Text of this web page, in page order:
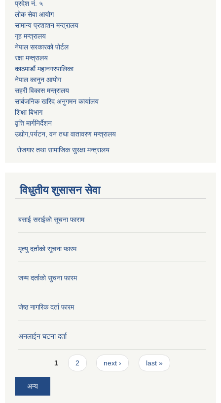
प्रदेश नं. ५
लोक सेवा आयोग
सामान्य प्रशाशन मन्त्रालय
गृह मन्त्रालय
नेपाल सरकारको पोर्टल
रक्षा मन्त्रालय
काठमाडौं महानगरपालिका
नेपाल कानुन आयोग
सहरी विकास मन्त्रालय
सार्बजनिक खरिद अनुगमन कार्यालय
शिक्षा बिभाग
वृत्ति मार्गनिर्देशन
उद्योग,पर्यटन, वन तथा वातावरण मन्त्रालय
रोजगार तथा सामाजिक सुरक्षा मन्त्रालय
विधुतीय शुसासन सेवा
बसाई सराईको सूचना फाराम
मृत्यु दर्ताको सूचना फारम
जन्म दर्ताको सुचना फारम
जेष्ठ नागरिक दर्ता फारम
अनलाईन घटना दर्ता
Pages1 2 next › last »
अन्य